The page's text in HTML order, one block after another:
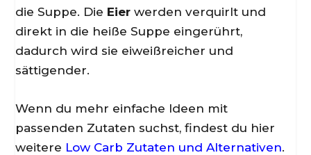
die Suppe. Die Eier werden verquirlt und
direkt in die heiße Suppe eingerührt,
dadurch wird sie eiweißreicher und
sättigender.
Wenn du mehr einfache Ideen mit
passenden Zutaten suchst, findest du hier
weitere Low Carb Zutaten und Alternativen.